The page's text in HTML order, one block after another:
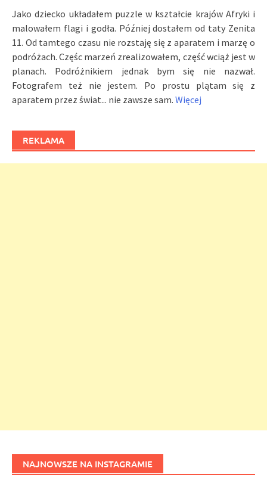
Jako dziecko układałem puzzle w kształcie krajów Afryki i
malowałem flagi i godła. Później dostałem od taty Zenita
11. Od tamtego czasu nie rozstaję się z aparatem i marzę o
podróżach. Częśc marzeń zrealizowałem, część wciąż jest w
planach. Podróżnikiem jednak bym się nie nazwał.
Fotografem też nie jestem. Po prostu plątam się z
aparatem przez świat... nie zawsze sam. Więcej
REKLAMA
NAJNOWSZE NA INSTAGRAMIE